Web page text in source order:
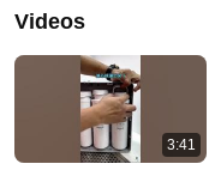
Videos
3:41